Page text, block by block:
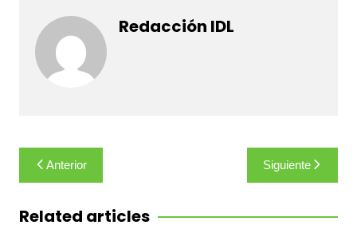
Redacción IDL
Navegación
de
entradas
Anterior Siguiente
Related articles